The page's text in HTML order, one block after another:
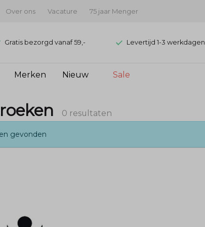
Over ons Vacature 75 jaar Menger
Gratis bezorgd vanaf 59,- Levertijd 1-3 werkdagen
Merken Nieuw Sale
0 resultaten
gevonden